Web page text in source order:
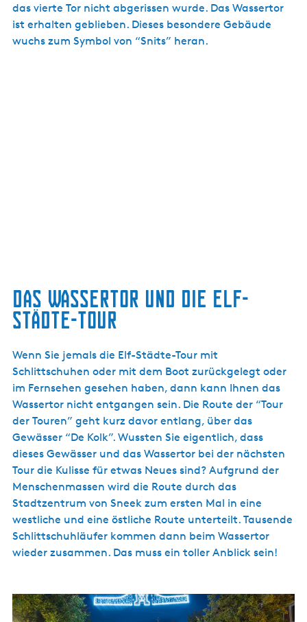
das vierte Tor nicht abgerissen wurde. Das Wassertor
ist erhalten geblieben. Dieses besondere Gebäude
wuchs zum Symbol von “Snits” heran.
Das Wassertor und die Elf-
Städte-Tour
Wenn Sie jemals die Elf-Städte-Tour mit
Schlittschuhen oder mit dem Boot zurückgelegt oder
im Fernsehen gesehen haben, dann kann Ihnen das
Wassertor nicht entgangen sein. Die Route der “Tour
der Touren” geht kurz davor entlang, über das
Gewässer “De Kolk”. Wussten Sie eigentlich, dass
dieses Gewässer und das Wassertor bei der nächsten
Tour die Kulisse für etwas Neues sind? Aufgrund der
Menschenmassen wird die Route durch das
Stadtzentrum von Sneek zum ersten Mal in eine
westliche und eine östliche Route unterteilt. Tausende
Schlittschuhläufer kommen dann beim Wassertor
wieder zusammen. Das muss ein toller Anblick sein!
E
n